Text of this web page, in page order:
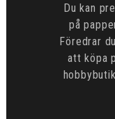
Du kan
på
Föredrar
att köpa